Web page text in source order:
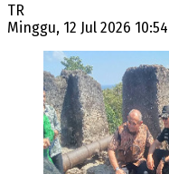
TR
Minggu, 12 Jul 2026 10:54